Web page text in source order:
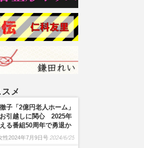
メ
子「2億円老人ホーム」
引越しに関心 2025年
る番組50周年で勇退か
性2024年7月9日号 2024/6/25